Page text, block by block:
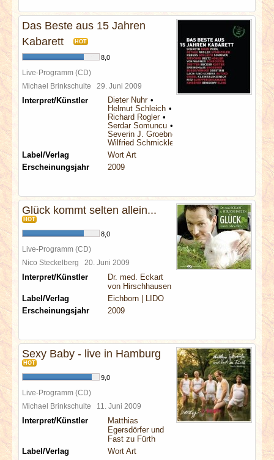
Das Beste aus 15 Jahren
Kabarett
HOT
8,0
Live-Programm (CD)
Michael Brinkschulte 29. Juni 2009
Interpret/Künstler
Dieter Nuhr
Helmut Schleich
Richard Rogler
Serdar Somuncu
Severin J. Groebner
Wilfried Schmickler
Label/Verlag
Wort Art
Erscheinungsjahr
2009
Glück kommt selten allein...
HOT
8,0
Live-Programm (CD)
Nico Steckelberg 20. Juni 2009
Interpret/Künstler
Dr. med. Eckart
von Hirschhausen
Label/Verlag
Eichborn | LIDO
Erscheinungsjahr
2009
Sexy Baby - live in Hamburg
HOT
9,0
Live-Programm (CD)
Michael Brinkschulte 11. Juni 2009
Interpret/Künstler
Matthias
Egersdörfer und
Fast zu Fürth
Label/Verlag
Wort Art